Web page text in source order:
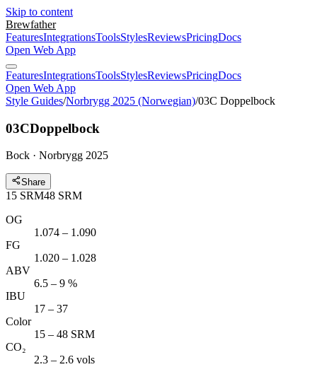
Skip to content
Brewfather
FeaturesIntegrationsToolsStylesReviewsPricingDocs
Open Web App
FeaturesIntegrationsToolsStylesReviewsPricingDocs
Open Web App
Style Guides/Norbrygg 2025 (Norwegian)/03C Doppelbock
03CDoppelbock
Bock · Norbrygg 2025
Share
15 SRM48 SRM
OG
1.074 – 1.090
FG
1.020 – 1.028
ABV
6.5 – 9 %
IBU
17 – 37
Color
15 – 48 SRM
CO₂
2.3 – 2.6 vols